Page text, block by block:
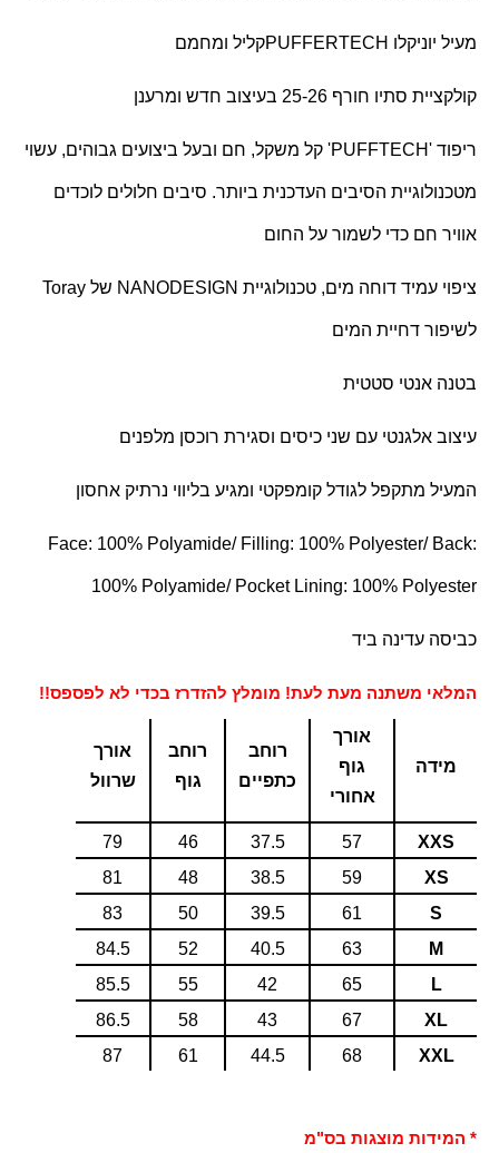
מעיל יוניקלו PUFFERTECHקליל ומחמם
קולקציית סתיו חורף 25-26 בעיצוב חדש ומרענן
ריפוד 'PUFFTECH' קל משקל, חם ובעל ביצועים גבוהים, עשוי
מטכנולוגיית הסיבים העדכנית ביותר. סיבים חלולים לוכדים
אוויר חם כדי לשמור על החום
ציפוי עמיד דוחה מים, טכנולוגיית NANODESIGN של Toray
לשיפור דחיית המים
בטנה אנטי סטטית
עיצוב אלגנטי עם שני כיסים וסגירת רוכסן מלפנים
המעיל מתקפל לגודל קומפקטי ומגיע בליווי נרתיק אחסון
Face: 100% Polyamide/ Filling: 100% Polyester/ Back:
100% Polyamide/ Pocket Lining: 100% Polyester
כביסה עדינה ביד
המלאי משתנה מעת לעת! מומלץ להזדרז בכדי לא לפספס!!
מידה
אורך
גוף
אחורי
רוחב
כתפיים
רוחב
גוף
אורך
שרוול
XXS
57
37.5
46
79
XS
59
38.5
48
81
S
61
39.5
50
83
M
63
40.5
52
84.5
L
65
42
55
85.5
XL
67
43
58
86.5
XXL
68
44.5
61
87
* המידות מוצגות בס"מ